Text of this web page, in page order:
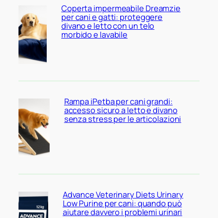
Coperta impermeabile Dreamzie
per cani e gatti: proteggere
divano e letto con un telo
morbido e lavabile
Rampa iPetba per cani grandi:
accesso sicuro a letto e divano
senza stress per le articolazioni
Advance Veterinary Diets Urinary
Low Purine per cani: quando può
aiutare davvero i problemi urinari